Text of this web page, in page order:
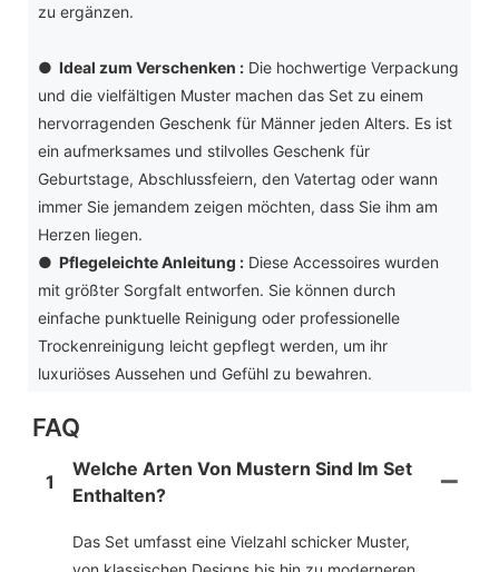
zu ergänzen.
● Ideal zum Verschenken :Die hochwertige Verpackung
und die vielfältigen Muster machen das Set zu einem
hervorragenden Geschenk für Männer jeden Alters. Es ist
ein aufmerksames und stilvolles Geschenk für
Geburtstage, Abschlussfeiern, den Vatertag oder wann
immer Sie jemandem zeigen möchten, dass Sie ihm am
Herzen liegen.
● Pflegeleichte Anleitung :Diese Accessoires wurden
mit größter Sorgfalt entworfen. Sie können durch
einfache punktuelle Reinigung oder professionelle
Trockenreinigung leicht gepflegt werden, um ihr
luxuriöses Aussehen und Gefühl zu bewahren.
FAQ
1
Welche Arten Von Mustern Sind Im Set
Enthalten?
Das Set umfasst eine Vielzahl schicker Muster,